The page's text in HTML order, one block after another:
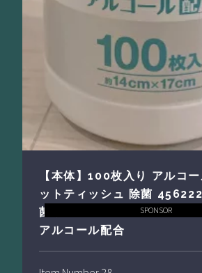
【本体】100枚入り アルコ
ットティッシュ 除菌
菌ウェットティッシュー アル
アルコール配合
SPONSOR